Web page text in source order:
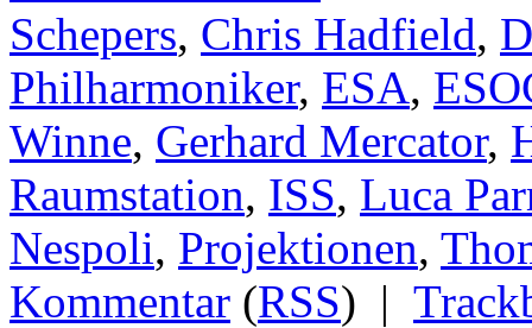
Schepers, Chris Hadfield,
Philharmoniker, ESA,
Winne, Gerhard Mercator,
Raumstation, ISS, Luca
Nespoli, Projektionen,
Kommentar (RSS) |